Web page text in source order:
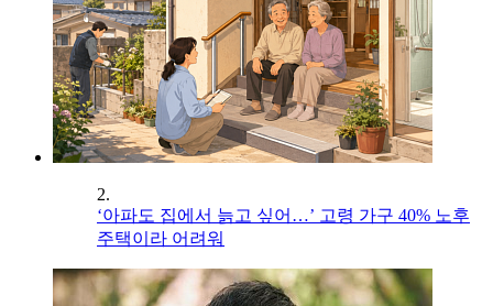
2.
‘아파도 집에서 늙고 싶어…’ 고령 가구 40% 노후
주택이라 어려워